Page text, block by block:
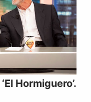
Hormiguero’.